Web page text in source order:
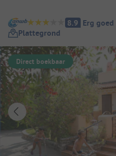
Camping overzicht
8.9 Erg goed
Plattegrond
Direct boekbaar